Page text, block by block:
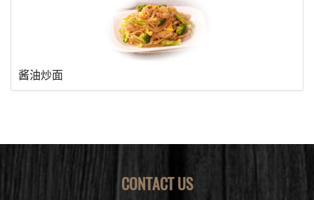
酱油炒面
CONTACT US